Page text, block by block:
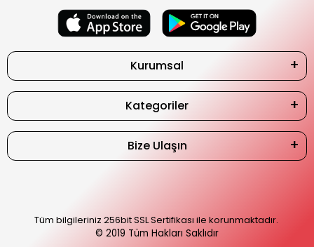
Kurumsal
Kategoriler
Bize Ulaşın
Tüm bilgileriniz 256bit SSL Sertifikası ile korunmaktadır.
© 2019 Tüm Hakları Saklıdır